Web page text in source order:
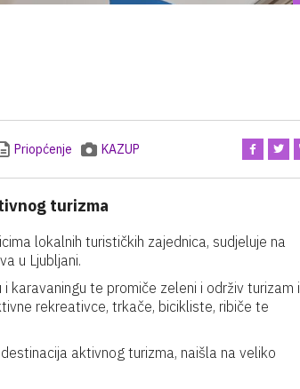
Priopćenje KAZUP
turizma
lokalnih turističkih zajednica, sudjeluje na
u Ljubljani.
karavaningu te promiče zeleni i održiv turizam i
rekreativce, trkače, bicikliste, ribiče te
aktivnog turizma, naišla na veliko